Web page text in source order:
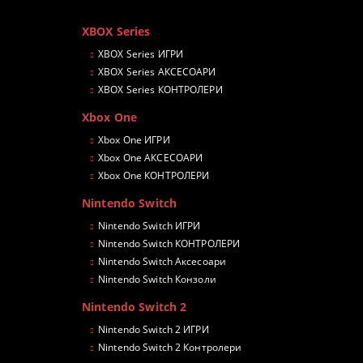
XBOX Series
XBOX Series ИГРИ
XBOX Series АКСЕСОАРИ
XBOX Series КОНТРОЛЕРИ
Xbox One
Xbox One ИГРИ
Xbox One АКСЕСОАРИ
Xbox One КОНТРОЛЕРИ
Nintendo Switch
Nintendo Switch ИГРИ
Nintendo Switch КОНТРОЛЕРИ
Nintendo Switch Аксесоари
Nintendo Switch Конзоли
Nintendo Switch 2
Nintendo Switch 2 ИГРИ
Nintendo Switch 2 Контролери